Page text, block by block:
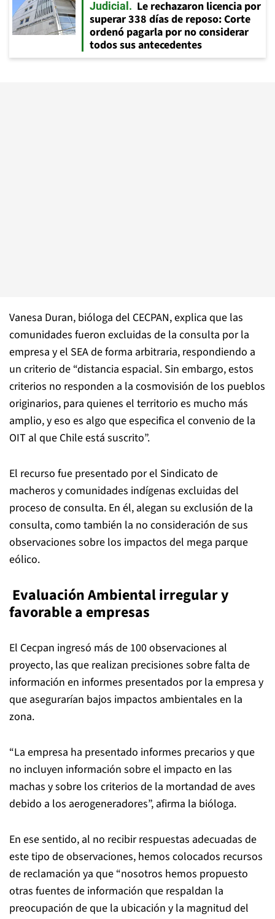
Judicial
Le rechazaron licencia por
superar 338 días de reposo: Corte
ordenó pagarla por no considerar
todos sus antecedentes
Vanesa Duran, bióloga del CECPAN, explica que las
comunidades fueron excluidas de la consulta por la
empresa y el SEA de forma arbitraria, respondiendo a
un criterio de “distancia espacial. Sin embargo, estos
criterios no responden a la cosmovisión de los pueblos
originarios, para quienes el territorio es mucho más
amplio, y eso es algo que especifica el convenio de la
OIT al que Chile está suscrito”.
El recurso fue presentado por el Sindicato de
macheros y comunidades indígenas excluidas del
proceso de consulta. En él, alegan su exclusión de la
consulta, como también la no consideración de sus
observaciones sobre los impactos del mega parque
eólico.
Evaluación Ambiental irregular y
favorable a empresas
El Cecpan ingresó más de 100 observaciones al
proyecto, las que realizan precisiones sobre falta de
información en informes presentados por la empresa y
que asegurarían bajos impactos ambientales en la
zona.
“La empresa ha presentado informes precarios y que
no incluyen información sobre el impacto en las
machas y sobre los criterios de la mortandad de aves
debido a los aerogeneradores”, afirma la bióloga.
En ese sentido, al no recibir respuestas adecuadas de
este tipo de observaciones, hemos colocados recursos
de reclamación ya que “nosotros hemos propuesto
otras fuentes de información que respaldan la
preocupación de que la ubicación y la magnitud del